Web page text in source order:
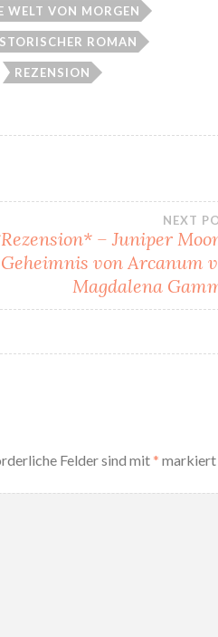
WELT VON MORGEN
ROMAN
REZENSION
NEXT
– Juniper
von Arcanum
Magdalena
Felder sind mit* markiert